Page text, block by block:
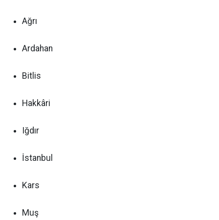
Ağrı
Ardahan
Bitlis
Hakkâri
Iğdır
İstanbul
Kars
Muş